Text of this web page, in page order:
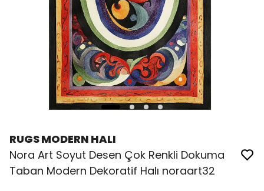
RUGS MODERN HALI
Nora Art Soyut Desen Çok Renkli Dokuma
Taban Modern Dekoratif Halı noraart32